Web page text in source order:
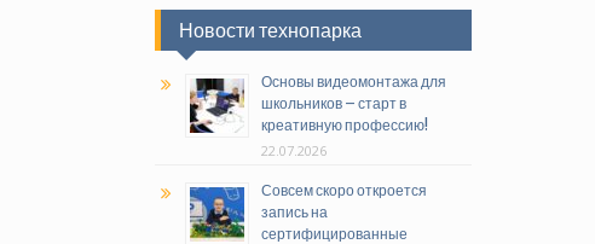
Новости технопарка
Основы видеомонтажа для
школьников – старт в
креативную профессию!
22.07.2026
Совсем скоро откроется
запись на
сертифицированные